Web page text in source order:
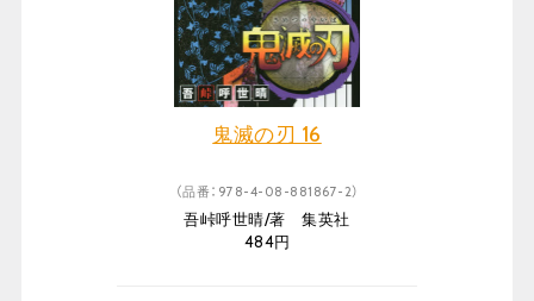
鬼滅の刃 16
（品番：978-4-08-881867-2）
吾峠呼世晴/著 集英社
484円